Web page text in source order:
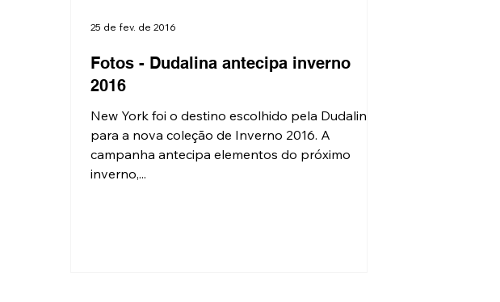
Fotos - Dudalina antecipa inverno
2016
New York foi o destino escolhido pela Dudalina
para a nova coleção de Inverno 2016. A
campanha antecipa elementos do próximo
inverno,...
25 de fev. de 2016